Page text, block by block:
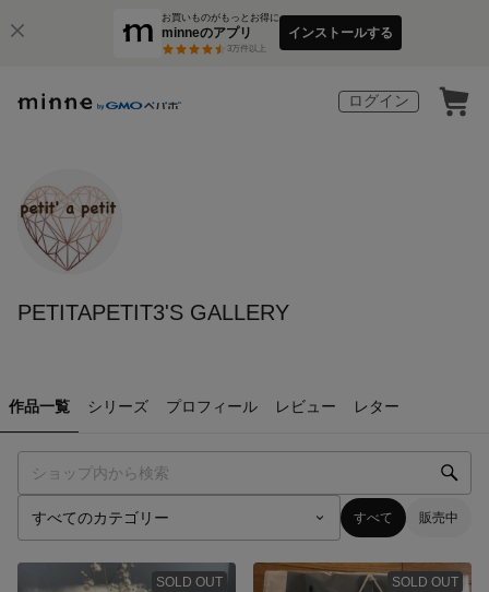
お買いものがもっとお得に
minneのアプリ
3万件以上
インストールする
ログイン
PETITAPETIT3'S GALLERY
作品一覧 シリーズ プロフィール レビュー レター
すべて 販売中
SOLD OUT SOLD OUT